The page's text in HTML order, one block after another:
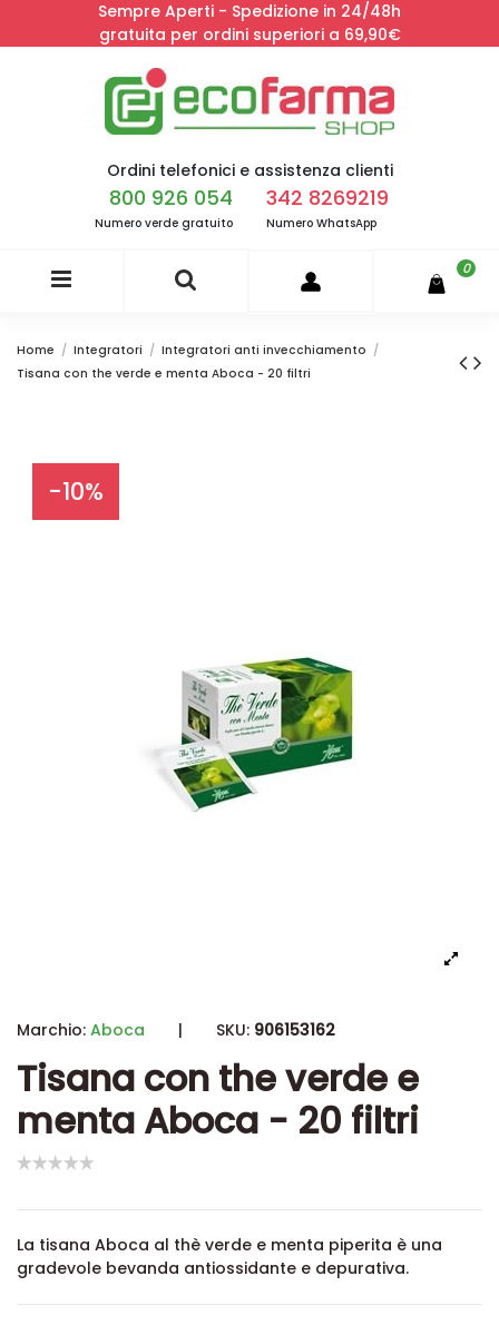
Sempre Aperti - Spedizione in 24/48h
gratuita per ordini superiori a 69,90€
Ordini telefonici e assistenza clienti
800 926 054
Numero verde gratuito
342 8269219
Numero WhatsApp
0
Home Integratori
Integratori anti invecchiamento
Tisana con the verde e menta Aboca - 20 filtri
-10%
Marchio: Aboca | SKU: 906153162
Tisana con the verde e
menta Aboca - 20 filtri
La tisana Aboca al thè verde e menta piperita è una
gradevole bevanda antiossidante e depurativa.